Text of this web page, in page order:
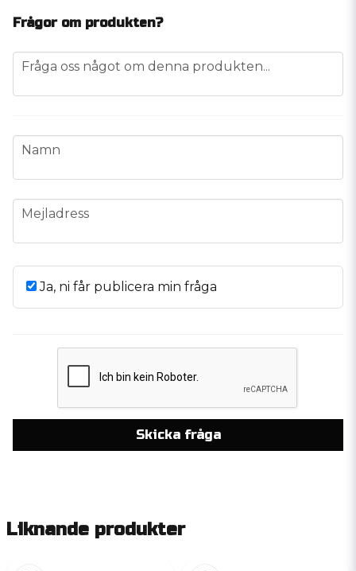
Frågor om produkten?
question
Fråga oss något om denna produkten...
name
Namn
email
Mejladress
Ja, ni får publicera min fråga
Skicka fråga
Liknande produkter